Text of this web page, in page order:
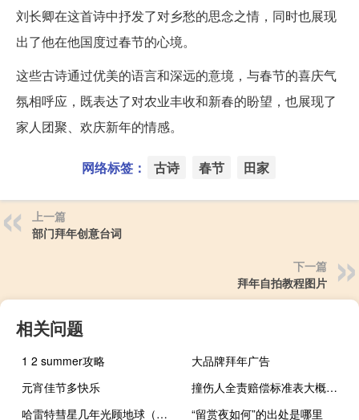
刘长卿在这首诗中抒发了对乡愁的思念之情，同时也展现
出了他在他国度过春节的心境。
这些古诗通过优美的语言和深远的意境，与春节的喜庆气
氛相呼应，既表达了对农业丰收和新春的盼望，也展现了
家人团聚、欢庆新年的情感。
网络标签： 古诗 春节 田家
上一篇
部门拜年创意台词
下一篇
拜年自拍教程图片
相关问题
1 2 summer攻略
大品牌拜年广告
元宵佳节多快乐
撞伤人全责赔偿标准表大概多少钱
哈雷特彗星几年光顾地球（哈雷彗星下次光顾地球）
“留赏夜如何”的出处是哪里